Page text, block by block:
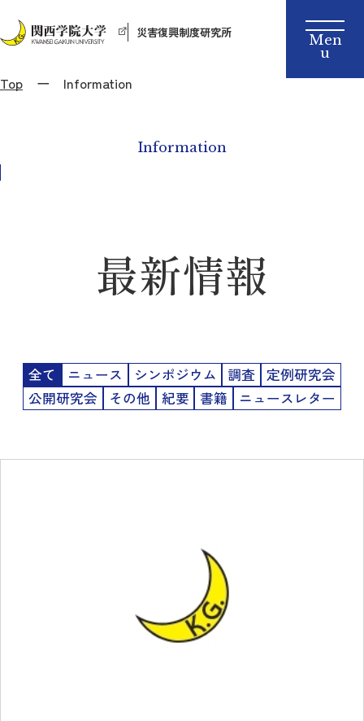
災害復興制度研究所
Top Information
Information
最新情報
全て ニュース シンポジウム 調査 定例研究会
公開研究会
その他 紀要 書籍 ニュースレター